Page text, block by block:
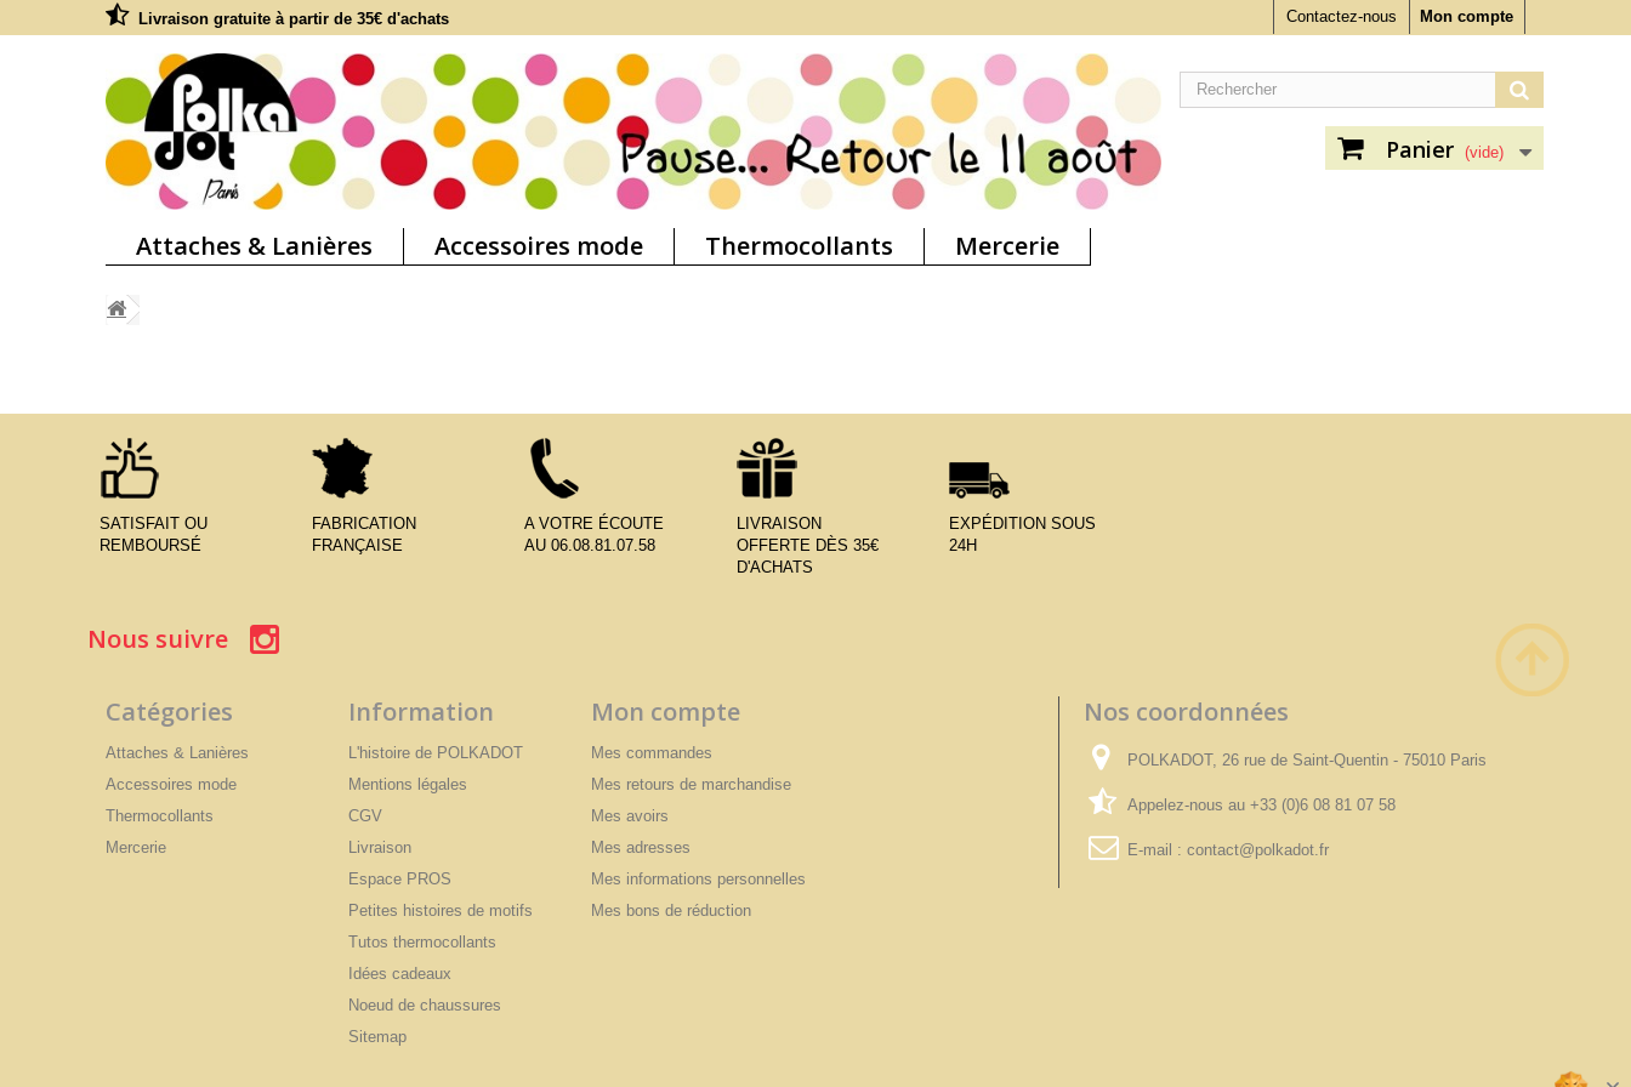
Mon compte
Contactez-nous
Livraison gratuite à partir de 35€ d'achats
Panier (vide)
Attaches & Lanières Accessoires mode Thermocollants Mercerie
SATISFAIT OU
REMBOURSÉ
FABRICATION
FRANÇAISE
A VOTRE ÉCOUTE
AU 06.08.81.07.58
LIVRAISON
OFFERTE DÈS 35€
D'ACHATS
EXPÉDITION SOUS
24H
Nous suivre
Catégories
Attaches & Lanières
Accessoires mode
Thermocollants
Mercerie
Information
L'histoire de POLKADOT
Mentions légales
CGV
Livraison
Espace PROS
Petites histoires de motifs
Tutos thermocollants
Idées cadeaux
Noeud de chaussures
Sitemap
Mon compte
Mes commandes
Mes retours de marchandise
Mes avoirs
Mes adresses
Mes informations personnelles
Mes bons de réduction
Nos coordonnées
POLKADOT, 26 rue de Saint-Quentin - 75010 Paris
Appelez-nous au +33 (0)6 08 81 07 58
E-mail : contact@polkadot.fr